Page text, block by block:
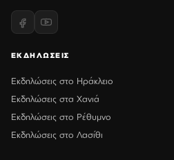
ΕΚΔΗΛΩΣΕΙΣ
Εκδηλώσεις στο Ηράκλειο
Εκδηλώσεις στα Χανιά
Εκδηλώσεις στο Ρέθυμνο
Εκδηλώσεις στο Λασίθι